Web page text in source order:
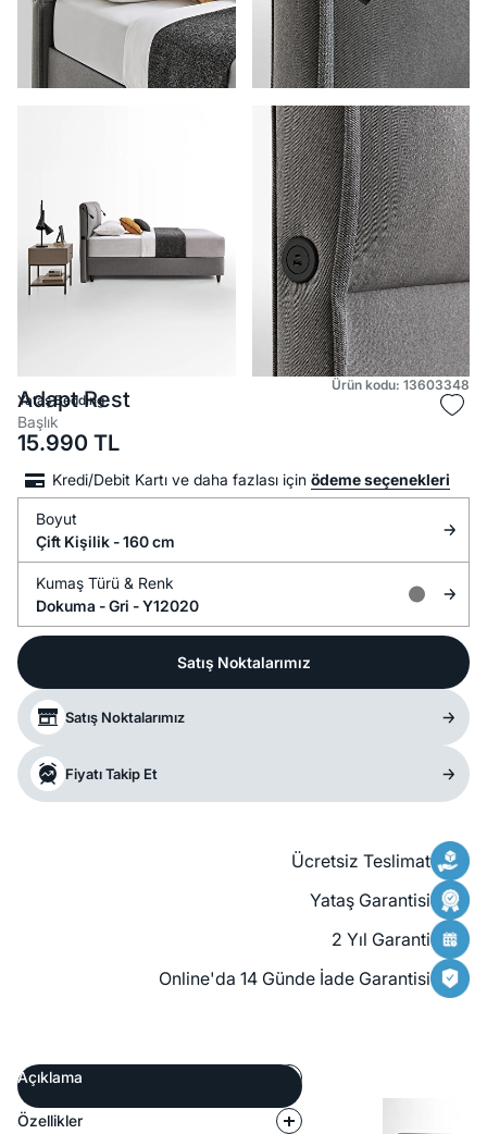
Ürün kodu: 13603348
Yataş Bedding
Adapt Rest
Başlık
15.990 TL
Kredi/Debit Kartı ve daha fazlası için ödeme seçenekleri
Boyut
Çift Kişilik - 160 cm
Kumaş Türü & Renk
Dokuma -Gri - Y12020
Satış Noktalarımız
Satış Noktalarımız
Fiyatı Takip Et
Ücretsiz Teslimat
Yataş Garantisi
2 Yıl Garanti
Online'da 14 Günde İade Garantisi
Açıklama
Özellikler